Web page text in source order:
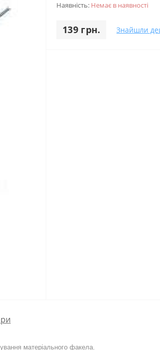
Наявність: Немає в наявності
139 грн. Знайшли
матеріального факела.